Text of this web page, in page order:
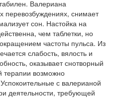
Валериана
перевозбуждениях, снимает
сон. Настойка на
чем таблетки, но
частоты пульса. Из
слабость, вялость и
оказывает снотворный
возможно
с валерианой
деятельности, требующей